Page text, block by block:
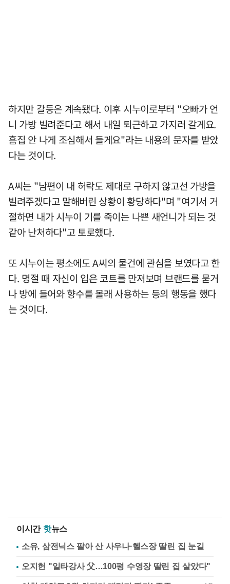
하지만 갈등은 계속됐다. 이후 시누이로부터 "오빠가 언
니 가방 빌려준다고 해서 내일 퇴근하고 가지러 갈게요.
흠집 안 나게 조심해서 들게요"라는 내용의 문자를 받았
다는 것이다.
A씨는 "남편이 내 허락도 제대로 구하지 않고선 가방을
빌려주겠다고 말해버린 상황이 황당하다"며 "여기서 거
절하면 내가 시누이 기를 죽이는 나쁜 새언니가 되는 것
같아 난처하다"고 토로했다.
또 시누이는 평소에도 A씨의 물건에 관심을 보였다고 한
다. 명절 때 자신이 입은 코트를 만져보며 브랜드를 묻거
나 방에 들어와 향수를 몰래 사용하는 등의 행동을 했다
는 것이다.
이시간 핫뉴스
소유, 삼전닉스 팔아 산 사우나·헬스장 딸린 집 눈길
오지헌 "일타강사 父…100평 수영장 딸린 집 살았다"